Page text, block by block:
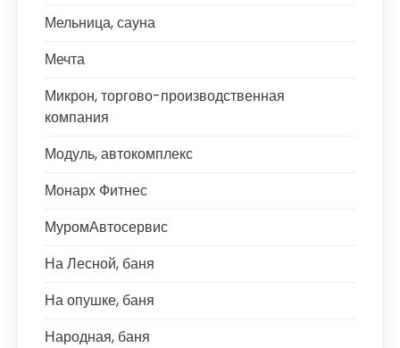
Мельница, сауна
Мечта
Микрон, торгово-производственная
компания
Модуль, автокомплекс
Монарх Фитнес
МуромАвтосервис
На Лесной, баня
На опушке, баня
Народная, баня